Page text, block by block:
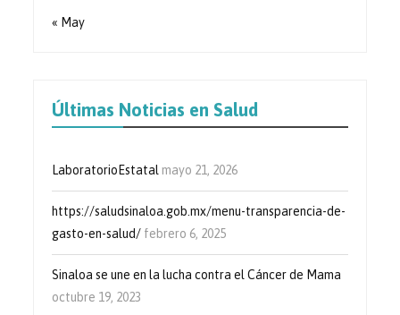
« May
Últimas Noticias en Salud
LaboratorioEstatal mayo 21, 2026
https://saludsinaloa.gob.mx/menu-transparencia-de-
gasto-en-salud/ febrero 6, 2025
Sinaloa se une en la lucha contra el Cáncer de Mama
octubre 19, 2023